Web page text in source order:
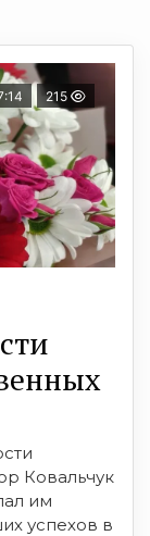
215
Ковальчук
им
успехов в